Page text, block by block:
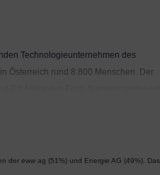
Technologieunternehmen des
Österreich rund 8.800 Menschen. Der
in der Prozess- und
der eww ag (51%) und Energie AG (49%). Das